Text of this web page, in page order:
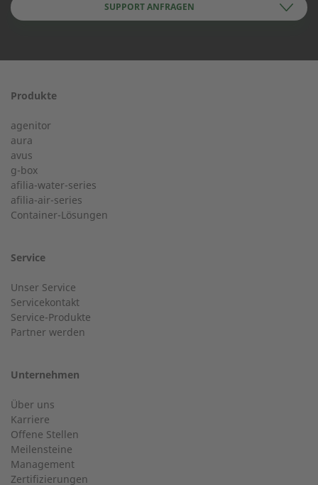
Postleitzahl
Nachname
Ort
E-Mail
SUPPORT ANFRAGEN
Service Hotline für eine Installation ab 50 kW.
24-h-Service bis 50 kW
Service Hotline für eine Installation bis 50 kW (g-box 20
und g-box 50).
+49 (0) 2568 9347-2707
Kundenservice
Haben Sie allgemeine Fragen?
Produkte
agenitor
aura
avus
g-box
afilia-water-series
afilia-air-series
Container-Lösungen
Service
Unser Service
Servicekontakt
Service-Produkte
Partner werden
Unternehmen
Über uns
Karriere
Offene Stellen
Meilensteine
Management
Zertifizierungen